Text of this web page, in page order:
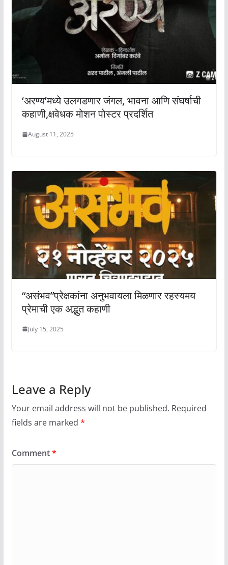
‘अरण्य’मध्ये उलगडणार जंगल, भावना आणि संघर्षाची
कहाणी,क्षवेधक मोशन पोस्टर प्रदर्शित
August 11, 2025
“असंभव”प्रेक्षकांना अनुभवायला मिळणार रहस्यमय
प्रेमाची एक अद्भुत कहाणी
July 15, 2025
Leave a Reply
Your email address will not be published. Required
fields are marked *
Comment*